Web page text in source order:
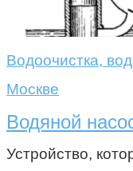
Водоочистка,
Москве
Водяной
Устройство,